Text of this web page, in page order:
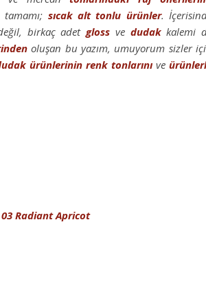
tamamı; sıcak alt tonlu ürünler.
birkaç adetgloss ve dudakkalemi
oluşan bu yazım, umuyorum sizler
ürünlerinin renk tonlarınıve
Radiant Apricot